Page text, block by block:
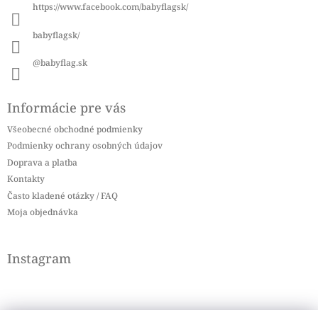
https://www.facebook.com/babyflagsk/
babyflagsk/
@babyflag.sk
Informácie pre vás
Všeobecné obchodné podmienky
Podmienky ochrany osobných údajov
Doprava a platba
Kontakty
Často kladené otázky / FAQ
Moja objednávka
Instagram